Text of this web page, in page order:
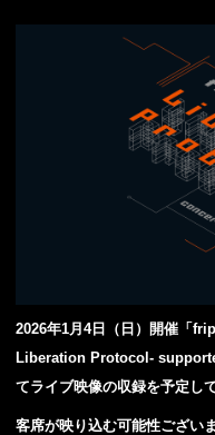
2026年1月4日（日）開催「
Liberation Protocol-
てライブ映像の収録を予定し
客席が映り込む可能性ござい